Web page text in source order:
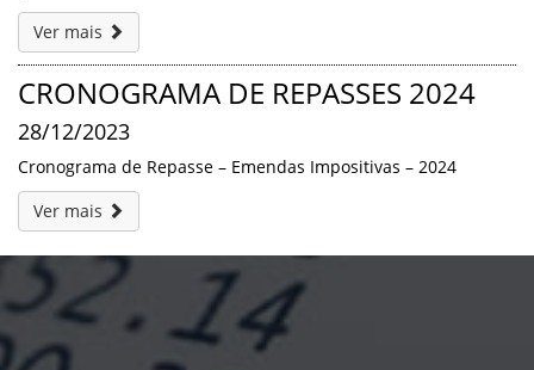
Ver mais
CRONOGRAMA DE REPASSES 2024
28/12/2023
Cronograma de Repasse – Emendas Impositivas – 2024
Ver mais